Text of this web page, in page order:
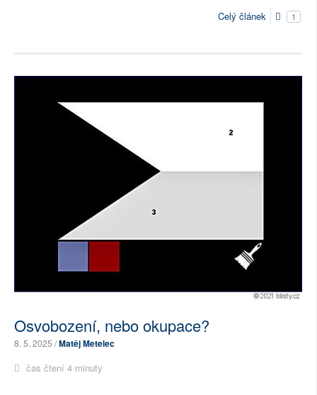
Celý článek 1
Osvobození, nebo okupace?
8. 5. 2025 /Matěj Metelec
čas čtení 4 minuty